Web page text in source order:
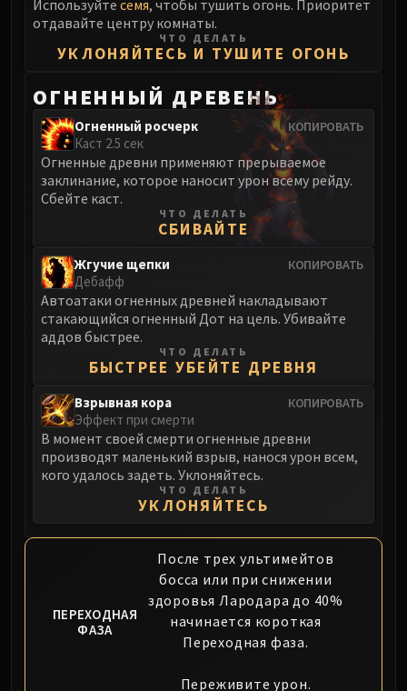
Используйте семя, чтобы тушить огонь. Приоритет
отдавайте центру комнаты.
ЧТО ДЕЛАТЬ
УКЛОНЯЙТЕСЬ И ТУШИТЕ ОГОНЬ
ОГНЕННЫЙ ДРЕВЕНЬ
КОПИРОВАТЬ
Огненный росчерк
Каст 2.5 сек
Огненные древни применяют прерываемое
заклинание, которое наносит урон всему рейду.
Сбейте каст.
ЧТО ДЕЛАТЬ
СБИВАЙТЕ
КОПИРОВАТЬ
Жгучие щепки
Дебафф
Автоатаки огненных древней накладывают
стакающийся огненный Дот на цель. Убивайте
аддов быстрее.
ЧТО ДЕЛАТЬ
БЫСТРЕЕ УБЕЙТЕ ДРЕВНЯ
КОПИРОВАТЬ
Взрывная кора
Эффект при смерти
В момент своей смерти огненные древни
производят маленький взрыв, нанося урон всем,
кого удалось задеть. Уклоняйтесь.
ЧТО ДЕЛАТЬ
УКЛОНЯЙТЕСЬ
ПЕРЕХОДНАЯ
ФАЗА
После трех ультимейтов
босса или при снижении
здоровья Лародара до 40%
начинается короткая
Переходная фаза.
Переживите урон.